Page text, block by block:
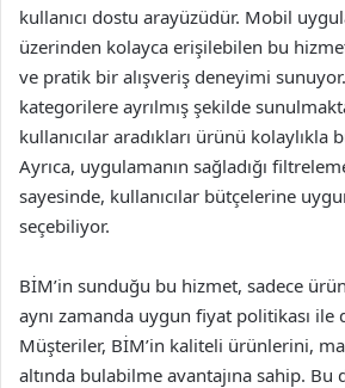
kullanıcı dostu arayüzüdür. Mobil
üzerinden kolayca erişilebilen bu
ve pratik bir alışveriş deneyimi
kategorilere ayrılmış şekilde
kullanıcılar aradıkları ürünü kolaylıkla
Ayrıca, uygulamanın sağladığı
sayesinde, kullanıcılar bütçelerine
seçebiliyor.
BİM’in sunduğu bu hizmet, sadece
aynı zamanda uygun fiyat politikası ile
Müşteriler, BİM’in kaliteli ürünlerini,
altında bulabilme avantajına sahip.